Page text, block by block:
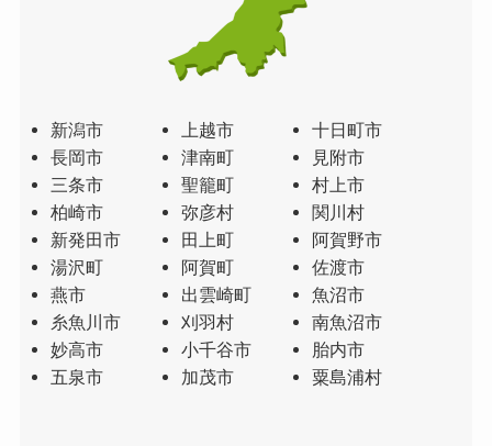
新潟市
長岡市
三条市
柏崎市
新発田市
湯沢町
燕市
糸魚川市
妙高市
五泉市
上越市
津南町
聖籠町
弥彦村
田上町
阿賀町
出雲崎町
刈羽村
小千谷市
加茂市
十日町市
見附市
村上市
関川村
阿賀野市
佐渡市
魚沼市
南魚沼市
胎内市
粟島浦村